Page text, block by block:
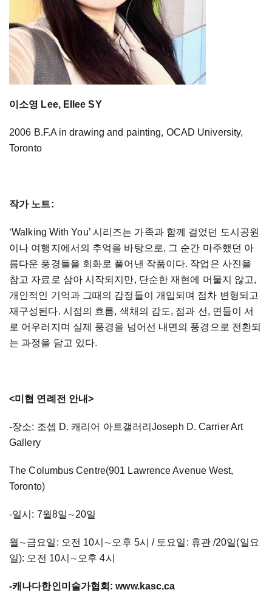
이소영 Lee, Ellee SY
2006 B.F.A in drawing and painting, OCAD University,
Toronto
작가 노트:
‘Walking With You’ 시리즈는 가족과 함께 걸었던 도시공원
이나 여행지에서의 추억을 바탕으로, 그 순간 마주했던 아
름다운 풍경들을 회화로 풀어낸 작품이다. 작업은 사진을
참고 자료로 삼아 시작되지만, 단순한 재현에 머물지 않고,
개인적인 기억과 그때의 감정들이 개입되며 점차 변형되고
재구성된다. 시점의 흐름, 색채의 감도, 점과 선, 면들이 서
로 어우러지며 실제 풍경을 넘어선 내면의 풍경으로 전환되
는 과정을 담고 있다.
<미협 연례전 안내>
-장소: 조셉 D. 캐리어 아트갤러리Joseph D. Carrier Art
Gallery
The Columbus Centre(901 Lawrence Avenue West,
Toronto)
-일시: 7월8일∼20일
월∼금요일: 오전 10시∼오후 5시 / 토요일: 휴관 /20일(일요
일): 오전 10시∼오후 4시
-캐나다한인미술가협회: www.kasc.ca